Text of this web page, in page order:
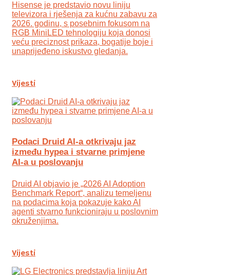
Hisense je predstavio novu liniju
televizora i rješenja za kućnu zabavu za
2026. godinu, s posebnim fokusom na
RGB MiniLED tehnologiju koja donosi
veću preciznost prikaza, bogatije boje i
unaprijeđeno iskustvo gledanja.
Vijesti
Podaci Druid AI-a otkrivaju jaz
između hypea i stvarne primjene
AI-a u poslovanju
Druid AI objavio je „2026 AI Adoption
Benchmark Report“, analizu temeljenu
na podacima koja pokazuje kako AI
agenti stvarno funkcioniraju u poslovnim
okruženjima.
Vijesti